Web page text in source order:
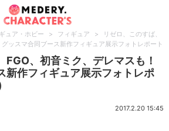
ュア・ホビー > フィギュア >
リゼロ、このすば、
ッスマ合同ブース新作フィギュア展示フォトレポート
FGO、初音ミク、デレマスも！
新作フィギュア展示フォトレポ
2017.2.20 15:45